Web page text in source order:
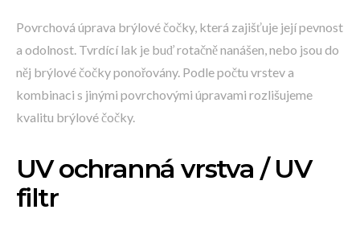
Povrchová úprava brýlové čočky, která zajišťuje její pevnost
a odolnost. Tvrdící lak je buď rotačně nanášen, nebo jsou do
něj brýlové čočky ponořovány. Podle počtu vrstev a
kombinaci s jinými povrchovými úpravami rozlišujeme
kvalitu brýlové čočky.
UV ochranná vrstva / UV
filtr